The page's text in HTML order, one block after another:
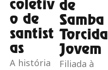
coletiv
o de
santist
as
A história
de
Samba
Torcida
Jovem
Filiada à